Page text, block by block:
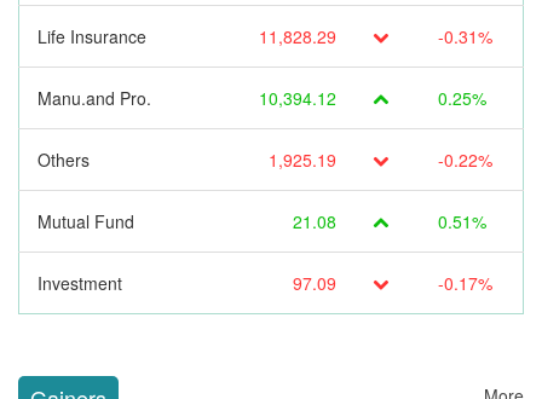
Life Insurance 11,828.29 -0.31%
Manu.and Pro. 10,394.12 0.25%
Others 1,925.19 -0.22%
Mutual Fund 21.08 0.51%
Investment 97.09 -0.17%